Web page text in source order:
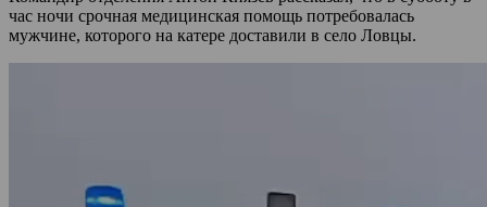
час ночи срочная медицинская помощь потребовалась
мужчине, которого на катере доставили в село Ловцы.